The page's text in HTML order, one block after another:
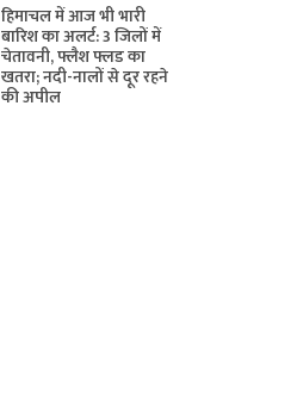
हिमाचल में आज भी भारी
बारिश का अलर्ट: 3 जिलों में
चेतावनी, फ्लैश फ्लड का
खतरा; नदी-नालों से दूर रहने
की अपील